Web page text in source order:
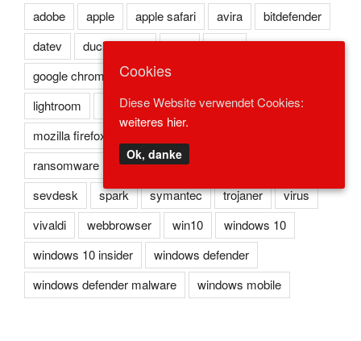
adobe apple apple safari avira
bitdefender
datev
duckduckgo eset
flash
google chrome
kaspersky
lightroom
microsoft edge
microsoft ie
mozilla firefox
ransomware
reader redstone
sevdesk
spark symantec trojaner
virus
vivaldi
webbrowser win10
windows 10
windows 10 insider
windows defender
windows defender malware
windows mobile
Cookies
Diese Website verwendet Cookies:
weiteres hier.
Ok, danke